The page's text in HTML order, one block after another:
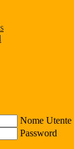
Nome Utente
Password